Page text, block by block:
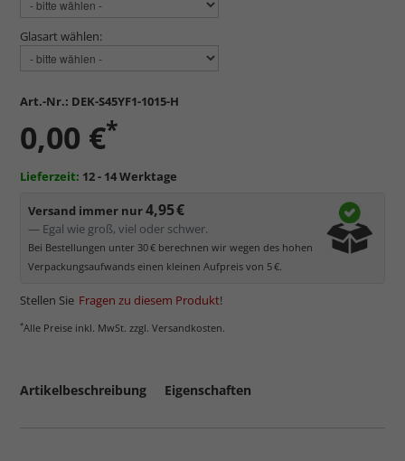
Glasart wählen:
Art.-Nr.: DEK-S45YF1-1015-H
0,00 €*
Lieferzeit: 12 - 14 Werktage
Versand immer nur4,95 €
— Egal wie groß, viel oder schwer.
Bei Bestellungen unter 30 € berechnen wir wegen des hohen
Verpackungsaufwands einen kleinen Aufpreis von 5 €.
Stellen Sie Fragen zu diesem Produkt!
*Alle Preise inkl. MwSt. zzgl. Versandkosten.
Artikelbeschreibung Eigenschaften